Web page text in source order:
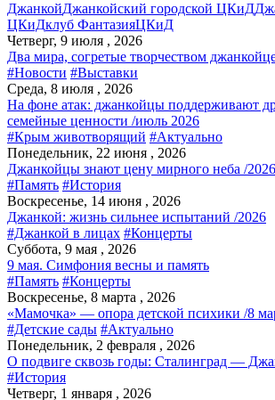
ДжанкойДжанкойский городской ЦКиД
ЦКиДклуб ФантазияЦКиД
Четверг, 9 июля , 2026
Два мира, согретые творчеством
#Новости #Выставки
Среда, 8 июля , 2026
На фоне атак: джанкойцы поддерживают
семейные ценности /июль 2026
#Крым животворящий #Актуально
Понедельник, 22 июня , 2026
Джанкойцы знают цену мирного неба /2026
#Память #История
Воскресенье, 14 июня , 2026
Джанкой: жизнь сильнее испытаний /2026
#Джанкой в лицах #Концерты
Суббота, 9 мая , 2026
9 мая. Симфония весны и память
#Память #Концерты
Воскресенье, 8 марта , 2026
«Мамочка» — опора детской психики /8
#Детские сады #Актуально
Понедельник, 2 февраля , 2026
О подвиге сквозь годы: Сталинград —
#История
Четверг, 1 января , 2026